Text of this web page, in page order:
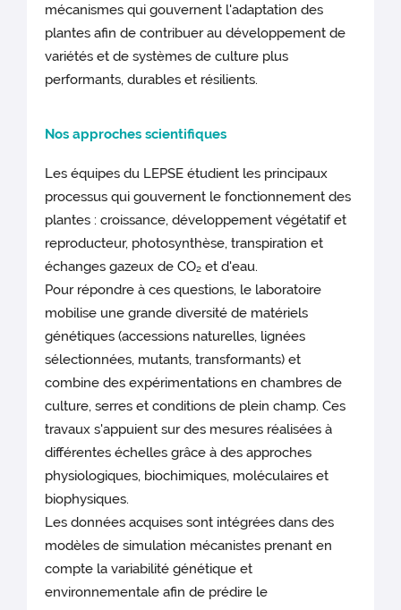
mécanismes qui gouvernent l'adaptation des
plantes afin de contribuer au développement de
variétés et de systèmes de culture plus
performants, durables et résilients.
Nos approches scientifiques
Les équipes du LEPSE étudient les principaux
processus qui gouvernent le fonctionnement des
plantes : croissance, développement végétatif et
reproducteur, photosynthèse, transpiration et
échanges gazeux de CO₂ et d'eau.
Pour répondre à ces questions, le laboratoire
mobilise une grande diversité de matériels
génétiques (accessions naturelles, lignées
sélectionnées, mutants, transformants) et
combine des expérimentations en chambres de
culture, serres et conditions de plein champ. Ces
travaux s'appuient sur des mesures réalisées à
différentes échelles grâce à des approches
physiologiques, biochimiques, moléculaires et
biophysiques.
Les données acquises sont intégrées dans des
modèles de simulation mécanistes prenant en
compte la variabilité génétique et
environnementale afin de prédire le